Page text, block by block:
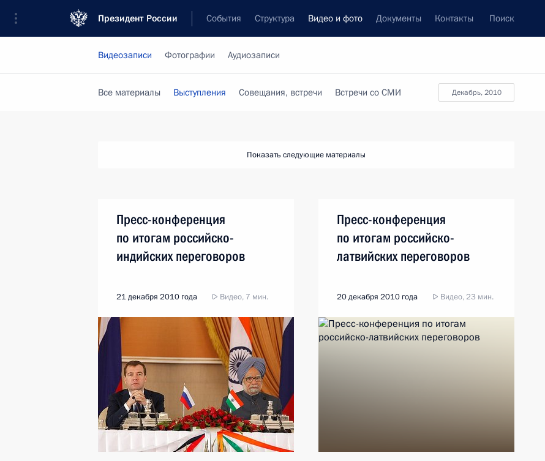
Президент России События Структура Видео и фото Документы Контакты Поиск
Видеозаписи Фотографии Аудиозаписи
декабрь, 2010
Все материалы Выступления Совещания, встречи Встречи со СМИ
Показать следующие материалы
Пресс-конференция
по итогам российско-
индийских переговоров
21 декабря 2010 года Видео, 7 мин.
Пресс-конференция
по итогам российско-
латвийских переговоров
20 декабря 2010 года Видео, 23 мин.